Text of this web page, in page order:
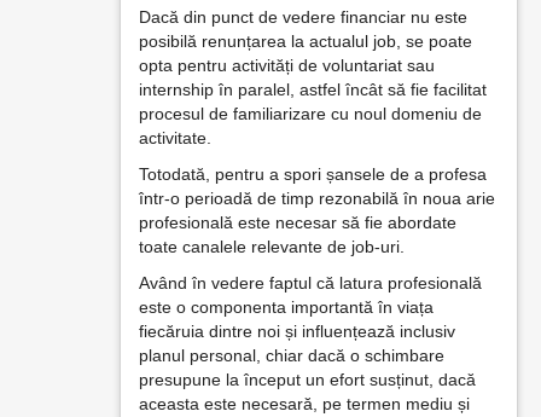
Dacă din punct de vedere financiar nu este
posibilă renunțarea la actualul job, se poate
opta pentru activități de voluntariat sau
internship în paralel, astfel încât să fie facilitat
procesul de familiarizare cu noul domeniu de
activitate.
Totodată, pentru a spori șansele de a profesa
într-o perioadă de timp rezonabilă în noua arie
profesională este necesar să fie abordate
toate canalele relevante de job-uri.
Având în vedere faptul că latura profesională
este o componenta importantă în viața
fiecăruia dintre noi și influențează inclusiv
planul personal, chiar dacă o schimbare
presupune la început un efort susținut, dacă
aceasta este necesară, pe termen mediu și